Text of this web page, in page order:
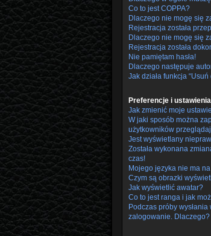
Co to jest COPPA?
Dlaczego nie mogę się
Rejestracja została
Dlaczego nie mogę się
Rejestracja została
Nie pamiętam hasła!
Dlaczego następuje
Jak działa funkcja
Preferencje i
Jak zmienić moje
W jaki sposób można
użytkowników
Jest wyświetlany
Została wykonana
czas!
Mojego języka nie ma
Czym są obrazki
Jak wyświetlić awatar?
Co to jest ranga i jak
Podczas próby
zalogowanie. Dlaczego?